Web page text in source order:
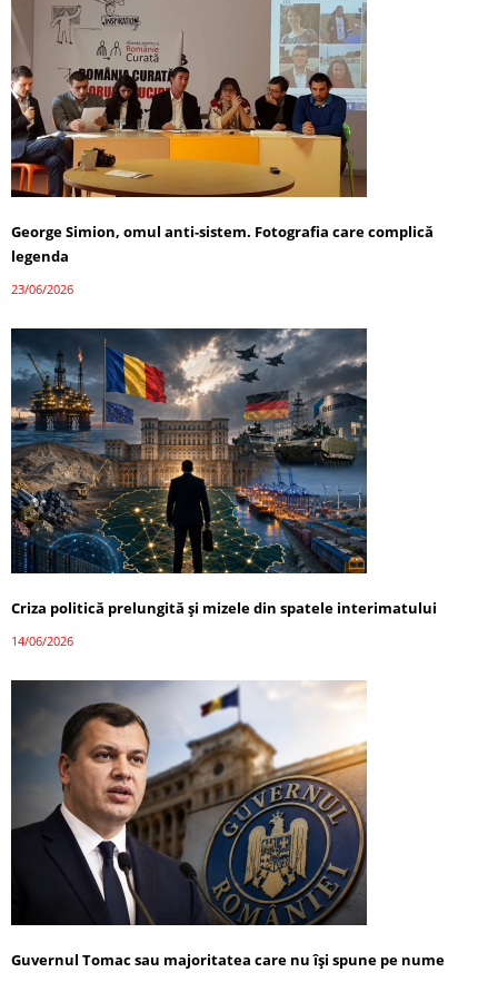
George Simion, omul anti-sistem. Fotografia care complică
legenda
23/06/2026
Criza politică prelungită și mizele din spatele interimatului
14/06/2026
Guvernul Tomac sau majoritatea care nu își spune pe nume